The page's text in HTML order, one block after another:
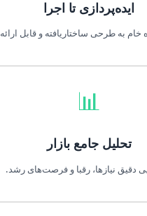
ایده‌پردازی تا اجرا
خام به طرحی ساختاریافته و قابل
📊
تحلیل جامع بازار
دقیق نیازها، رقبا و فرصت‌های رشد.